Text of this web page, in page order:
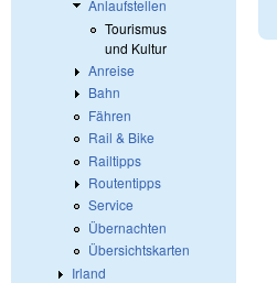
Anlaufstellen
Tourismus
und Kultur
Anreise
Bahn
Fähren
Rail & Bike
Railtipps
Routentipps
Service
Übernachten
Übersichtskarten
Irland